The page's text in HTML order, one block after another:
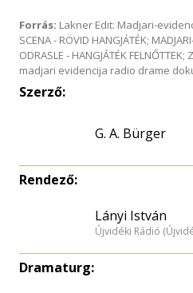
Forrás: Lakner Edit: Madjari-
SCENA - RÖVID HANGJÁTÉK;
ODRASLE - HANGJÁTÉK FELNŐTTEK;
madjari evidencija radio drame
Szerző:
G. A. Bürger
Rendező:
Lányi István
Újvidéki Rádió
Dramaturg: